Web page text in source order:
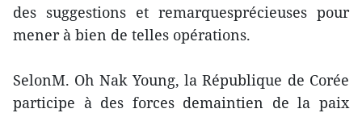
des suggestions et remarquesprécieuses pour
mener à bien de telles opérations.
SelonM. Oh Nak Young, la République de Corée
participe à des forces demaintien de la paix